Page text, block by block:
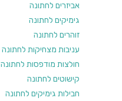
אביזרים לחתונה
גימיקים לחתונה
זוהרים לחתונה
עניבות מצחיקות לחתונה
חולצות מודפסות לחתונה
קישוטים לחתונה
חבילות גימיקים לחתונה